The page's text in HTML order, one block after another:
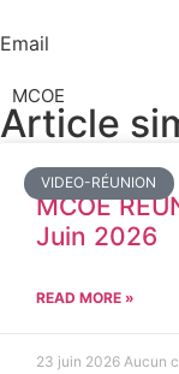
Email
MCOE
Article
VIDEO-RÉUNION
MCOE
Juin 2026
READ MORE »
23 juin 2026 Aucun